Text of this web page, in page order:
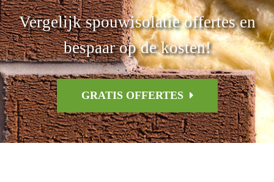
Vergelijk spouwisolatie offertes en
bespaar op de kosten!
GRATIS OFFERTES